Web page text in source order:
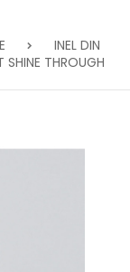
INEL DIN
SHINE THROUGH